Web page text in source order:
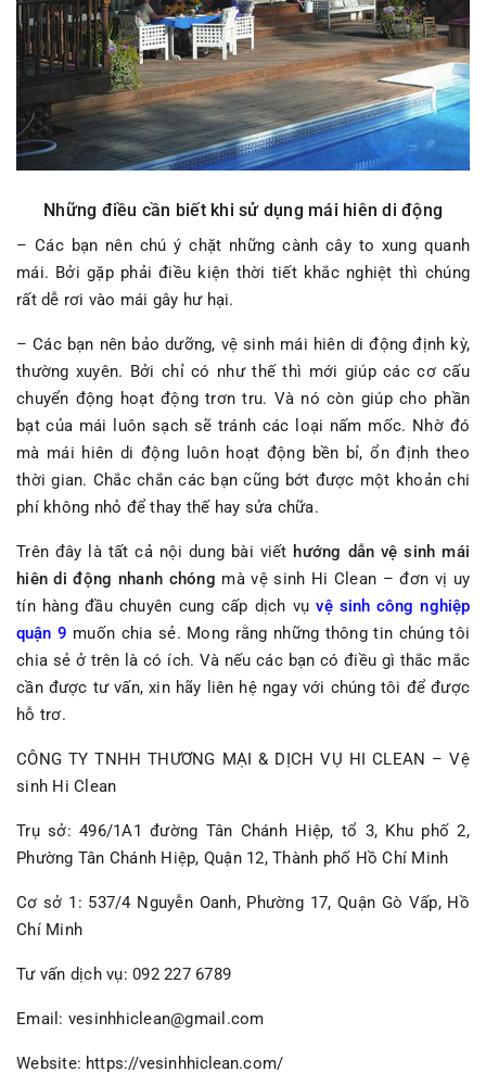
Những điều cần biết khi sử dụng mái hiên di động
– Các bạn nên chú ý chặt những cành cây to xung quanh
mái. Bởi gặp phải điều kiện thời tiết khắc nghiệt thì chúng
rất dễ rơi vào mái gây hư hại.
– Các bạn nên bảo dưỡng, vệ sinh mái hiên di động định kỳ,
thường xuyên. Bởi chỉ có như thế thì mới giúp các cơ cấu
chuyển động hoạt động trơn tru. Và nó còn giúp cho phần
bạt của mái luôn sạch sẽ tránh các loại nấm mốc. Nhờ đó
mà mái hiên di động luôn hoạt động bền bỉ, ổn định theo
thời gian. Chắc chắn các bạn cũng bớt được một khoản chi
phí không nhỏ để thay thế hay sửa chữa.
Trên đây là tất cả nội dung bài viết hướng dẫn vệ sinh mái
hiên di động nhanh chóng mà vệ sinh Hi Clean – đơn vị uy
tín hàng đầu chuyên cung cấp dịch vụvệ sinh công nghiệp
quận 9 muốn chia sẻ. Mong rằng những thông tin chúng tôi
chia sẻ ở trên là có ích. Và nếu các bạn có điều gì thắc mắc
cần được tư vấn, xin hãy liên hệ ngay với chúng tôi để được
hỗ trơ.
CÔNG TY TNHH THƯƠNG MẠI & DỊCH VỤ HI CLEAN – Vệ
sinh Hi Clean
Trụ sở: 496/1A1 đường Tân Chánh Hiệp, tổ 3, Khu phố 2,
Phường Tân Chánh Hiệp, Quận 12, Thành phố Hồ Chí Minh
Cơ sở 1: 537/4 Nguyễn Oanh, Phường 17, Quận Gò Vấp, Hồ
Chí Minh
Tư vấn dịch vụ: 092 227 6789
Email: vesinhhiclean@gmail.com
Website: https://vesinhhiclean.com/